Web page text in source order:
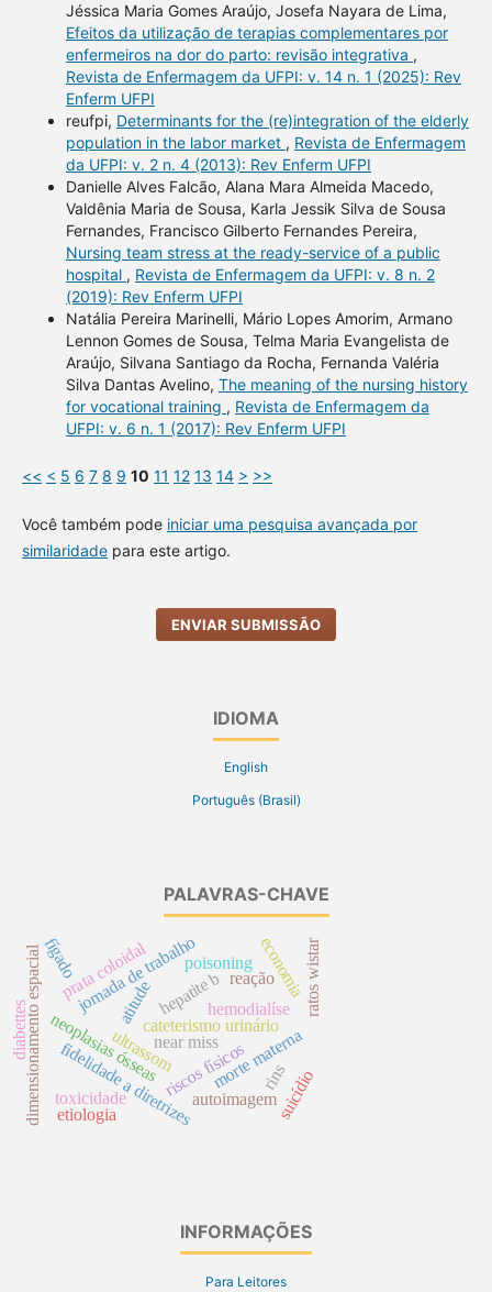
Jéssica Maria Gomes Araújo, Josefa Nayara de Lima,
Efeitos da utilização de terapias complementares por
enfermeiros na dor do parto: revisão integrativa ,
Revista de Enfermagem da UFPI: v. 14 n. 1 (2025): Rev
Enferm UFPI
reufpi, Determinants for the (re)integration of the elderly
population in the labor market , Revista de Enfermagem
da UFPI: v. 2 n. 4 (2013): Rev Enferm UFPI
Danielle Alves Falcão, Alana Mara Almeida Macedo,
Valdênia Maria de Sousa, Karla Jessik Silva de Sousa
Fernandes, Francisco Gilberto Fernandes Pereira,
Nursing team stress at the ready-service of a public
hospital , Revista de Enfermagem da UFPI: v. 8 n. 2
(2019): Rev Enferm UFPI
Natália Pereira Marinelli, Mário Lopes Amorim, Armano
Lennon Gomes de Sousa, Telma Maria Evangelista de
Araújo, Silvana Santiago da Rocha, Fernanda Valéria
Silva Dantas Avelino, The meaning of the nursing history
for vocational training , Revista de Enfermagem da
UFPI: v. 6 n. 1 (2017): Rev Enferm UFPI
<< < 5 6 7 8 9 10 11 12 13 14 > >>
Você também pode iniciar uma pesquisa avançada por
similaridadepara este artigo.
ENVIAR SUBMISSÃO
IDIOMA
English
Português (Brasil)
PALAVRAS-CHAVE
hepatite b
neoplasias ósseas
poisoning
ultrassom
cateterismo urinário
near miss
fidelidade a diretrizes
jornada de trabalho
dimensionamento espacial riscos físicos
autoimagem
morte materna
economia
suicídio
reação
prata coloidal
diabettes hemodialíse
toxicidade
ratos wistar
fígado
rins
atitude
etiologia
INFORMAÇÕES
Para Leitores